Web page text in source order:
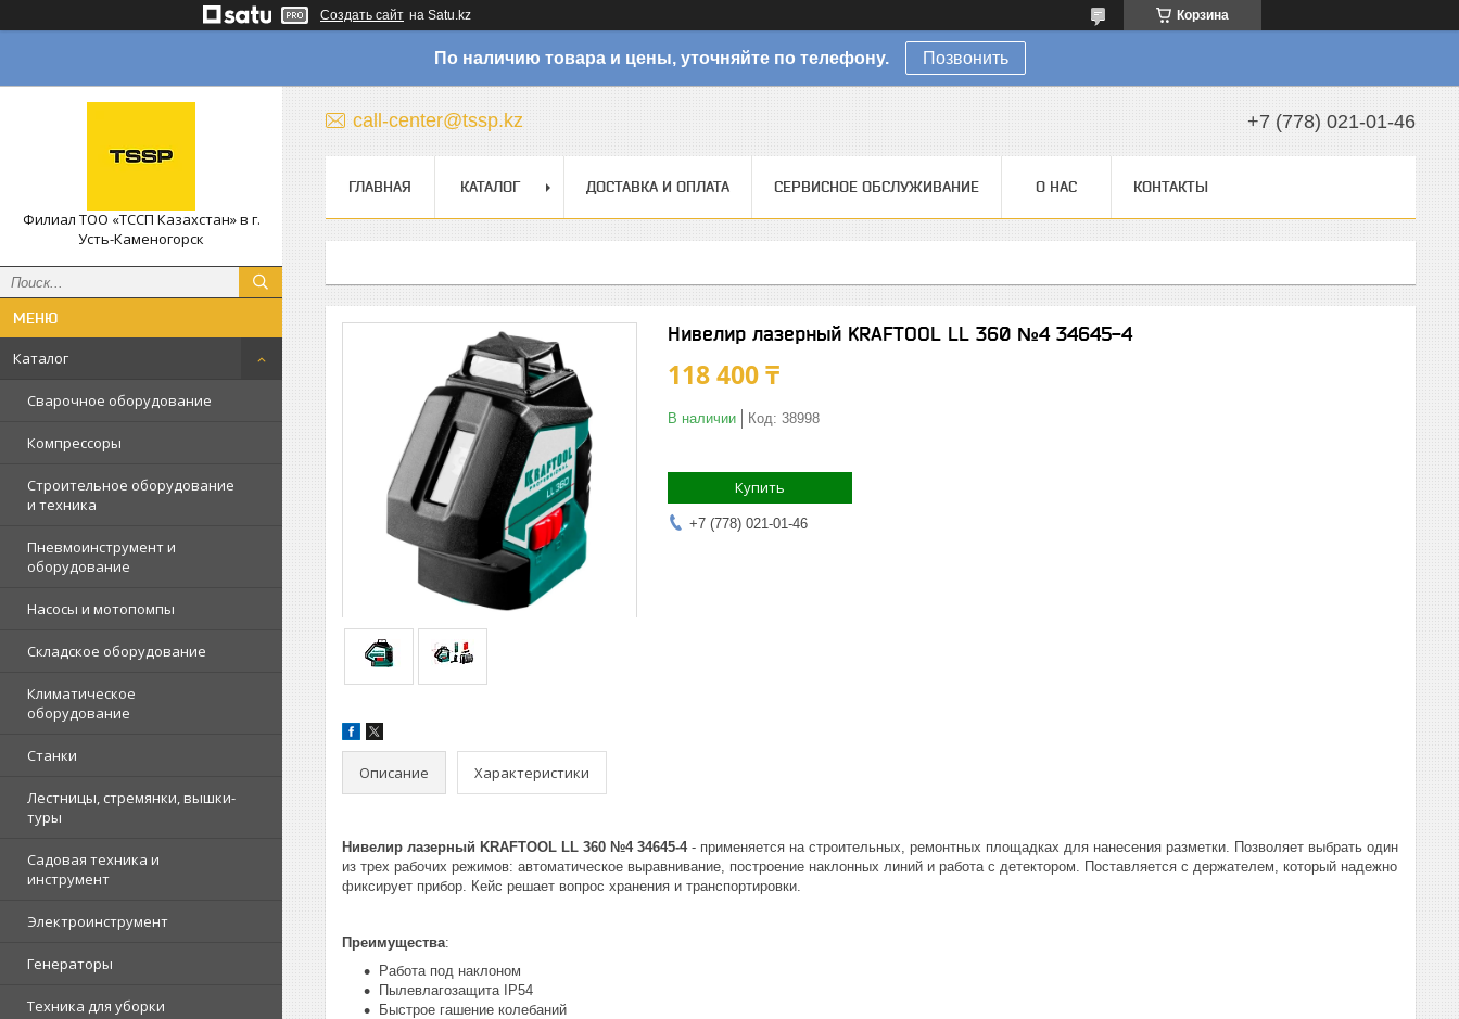
Создать сайт на Satu.kz Корзина
По наличию товара и цены, уточняйте по телефону. Позвонить
Филиал ТОО «ТССП Казахстан» в г.
Усть-Каменогорск
Каталог
Сварочное оборудование
Компрессоры
Строительное оборудование
и техника
Пневмоинструмент и
оборудование
Насосы и мотопомпы
Складское оборудование
Климатическое
оборудование
Станки
Лестницы, стремянки, вышки-
туры
Садовая техника и
инструмент
Электроинструмент
Генераторы
Техника для уборки
call-center@tssp.kz +7 (778) 021-01-46
ГЛАВНАЯ КАТАЛОГ ДОСТАВКА И ОПЛАТА СЕРВИСНОЕ ОБСЛУЖИВАНИЕ О НАС КОНТАКТЫ
Нивелир лазерный KRAFTOOL LL 360 №4 34645-4
118 400 ₸
В наличии Код: 38998
Купить
+7 (778) 021-01-46
Описание Характеристики
Нивелир лазерный KRAFTOOL LL 360 №4 34645-4- применяется на строительных, ремонтных площадках для нанесения разметки. Позволяет выбрать один
из трех рабочих режимов: автоматическое выравнивание, построение наклонных линий и работа с детектором. Поставляется с держателем, который надежно
фиксирует прибор. Кейс решает вопрос хранения и транспортировки.
Преимущества:
Работа под наклоном
Пылевлагозащита IP54
Быстрое гашение колебаний